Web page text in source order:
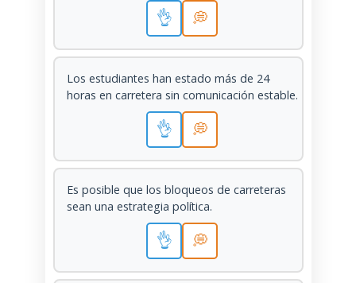
👌 💭
Los estudiantes han estado más de 24
horas en carretera sin comunicación estable.
👌 💭
Es posible que los bloqueos de carreteras
sean una estrategia política.
👌 💭